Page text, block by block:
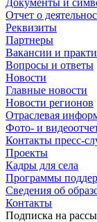
Отчет о
Реквизиты
Партнеры
Вакансии и
Вопросы и ответы
Новости
Главные новости
Новости регионов
Отраслевая
Фото- и
Контакты пресс-
Проекты
Кадры для села
Программы
Сведения об
Контакты
Подписка на